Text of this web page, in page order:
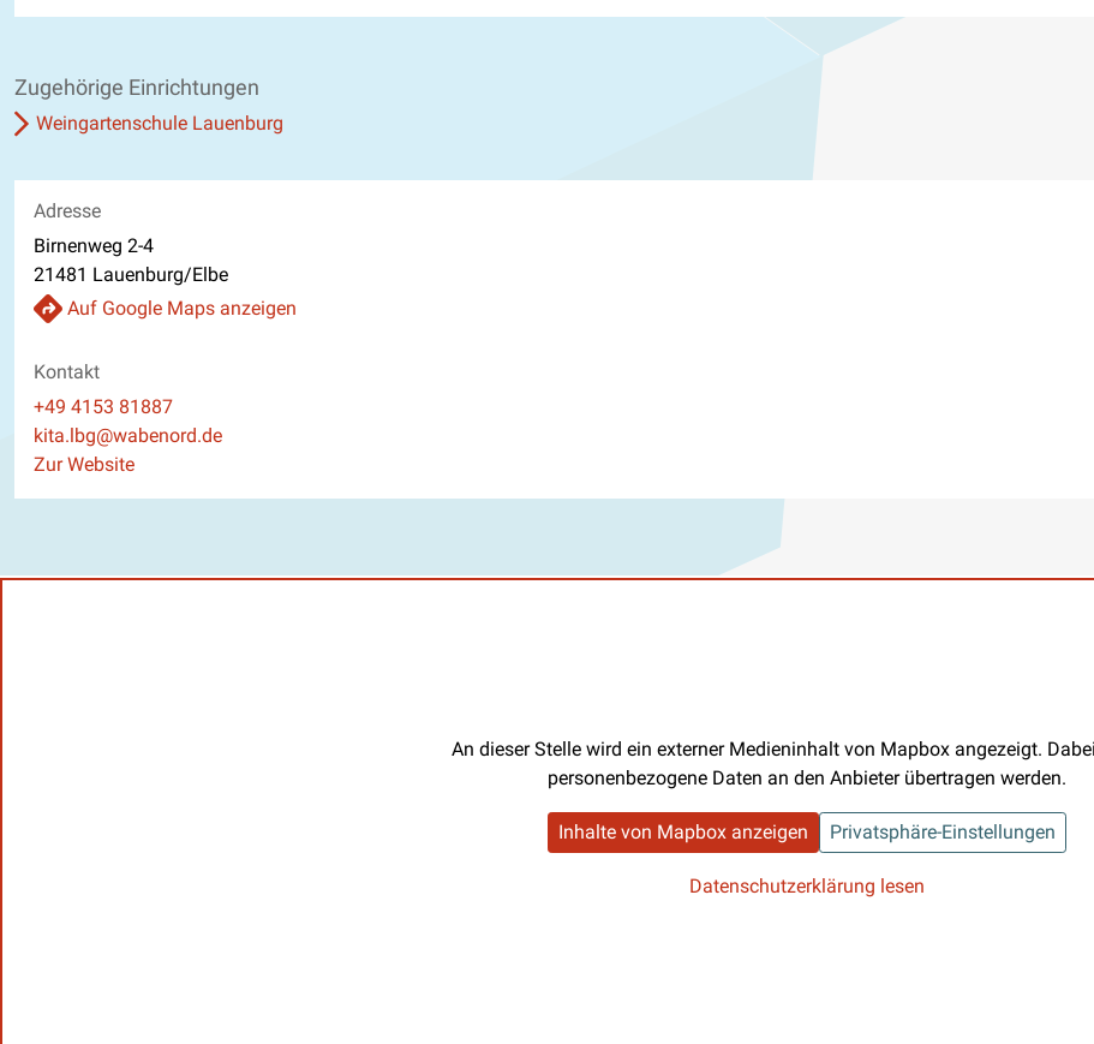
Zugehörige Einrichtungen
Weingartenschule Lauenburg
Adresse
Birnenweg 2-4
21481 Lauenburg/Elbe
Auf Google Maps anzeigen
Kontakt
Telefon
+49 4153 81887
E-Mail
kita.lbg@wabenord.de
Website
Zur Website
An dieser Stelle wird ein externer Medieninhalt von Mapbox angezeigt.
personenbezogene Daten an den Anbieter übertragen werden.
Inhalte von Mapbox anzeigen Privatsphäre-Einstellungen
Datenschutzerklärung lesen